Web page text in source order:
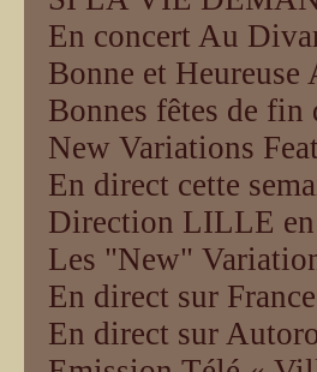
En concert Au
Bonne et Heureuse
Bonnes fêtes de fin
New Variations
En direct cette
Direction LILLE
Les "New"
En direct sur
En direct sur